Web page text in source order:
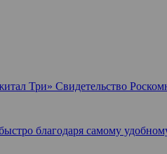
Три» Свидетельство
благодаря самому